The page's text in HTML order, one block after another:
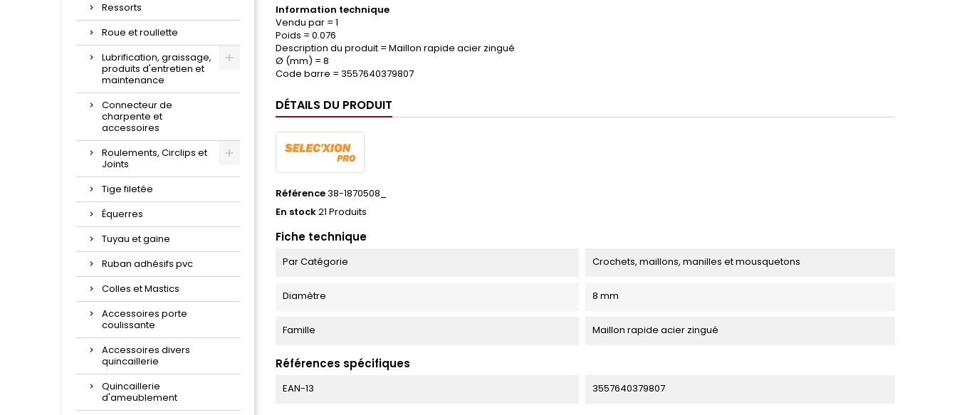
Ressorts
Roue et roullette
Lubrification, graissage,
produits d'entretien et
maintenance
Connecteur de
charpente et
accessoires
Roulements, Circlips et
Joints
Tige filetée
Équerres
Tuyau et gaine
Ruban adhésifs pvc
Colles et Mastics
Accessoires porte
coulissante
Accessoires divers
quincaillerie
Quincaillerie
d'ameublement
Information technique
Vendu par = 1
Poids = 0.076
Description du produit = Maillon rapide acier zingué
Ø (mm) = 8
Code barre = 3557640379807
DÉTAILS DU PRODUIT
Référence38-1870508_
En stock21 Produits
Fiche technique
Par Catégorie Crochets, maillons, manilles et mousquetons
Diamètre 8 mm
Famille Maillon rapide acier zingué
Références spécifiques
EAN-13 3557640379807